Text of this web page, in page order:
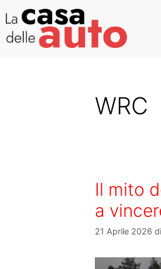
WRC
Il mito
a
21 Aprile 2026 di